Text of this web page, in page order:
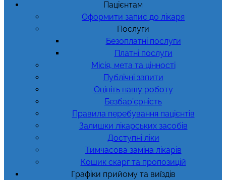
Пацієнтам
Оформити запис до лікаря
Послуги
Безоплатні послуги
Платні послуги
Місія, мета та цінності
Публічні запити
Оцініть нашу роботу
Безбар’єрність
Правила перебування пацієнтів
Залишки лікарських засобів
Доступні ліки
Тимчасова заміна лікарів
Кошик скарг та пропозицій
Графіки прийому та виїздів